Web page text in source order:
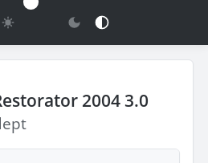
2004 3.0